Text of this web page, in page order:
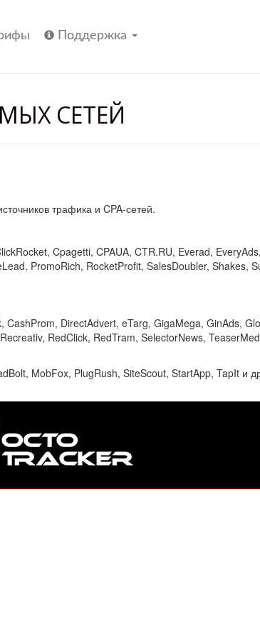
Поддержка
СЕТЕЙ
трафика и CPA-сетей.
Cpagetti, CPAUA, CTR.RU, Everad,
PromoRich, RocketProfit, SalesDoubler, Shakes,
DirectAdvert, eTarg, GigaMega, GinAds,
RedClick, RedTram, SelectorNews,
MobFox, PlugRush, SiteScout, StartApp, TapIt и